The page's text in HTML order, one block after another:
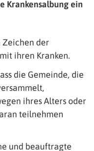
Krankensalbung ein
Zeichen der
ihren Kranken.
die Gemeinde, die
ihres Alters oder
teilnehmen
und beauftragte